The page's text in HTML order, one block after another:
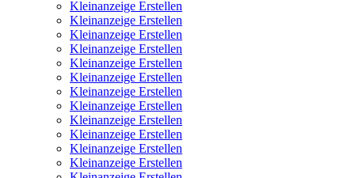
Kleinanzeige Erstellen
Kleinanzeige Erstellen
Kleinanzeige Erstellen
Kleinanzeige Erstellen
Kleinanzeige Erstellen
Kleinanzeige Erstellen
Kleinanzeige Erstellen
Kleinanzeige Erstellen
Kleinanzeige Erstellen
Kleinanzeige Erstellen
Kleinanzeige Erstellen
Kleinanzeige Erstellen